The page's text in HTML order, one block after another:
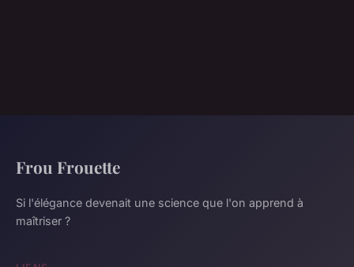
Frou Frouette
Si l'élégance devenait une science que l'on apprend à
maîtriser ?